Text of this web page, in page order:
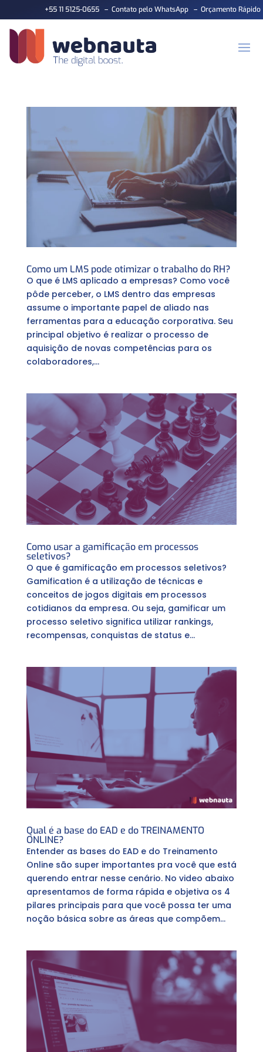
+55 11 5125-0655– Contato pelo WhatsApp– Orçamento Rápido
Como um LMS pode otimizar o trabalho do RH?
O que é LMS aplicado a empresas? Como você
pôde perceber, o LMS dentro das empresas
assume o importante papel de aliado nas
ferramentas para a educação corporativa. Seu
principal objetivo é realizar o processo de
aquisição de novas competências para os
colaboradores,...
Como usar a gamificação em processos
seletivos?
O que é gamificação em processos seletivos?
Gamification é a utilização de técnicas e
conceitos de jogos digitais em processos
cotidianos da empresa. Ou seja, gamificar um
processo seletivo significa utilizar rankings,
recompensas, conquistas de status e...
Qual é a base do EAD e do TREINAMENTO
ONLINE?
Entender as bases do EAD e do Treinamento
Online são super importantes pra você que está
querendo entrar nesse cenário. No video abaixo
apresentamos de forma rápida e objetiva os 4
pilares principais para que você possa ter uma
noção básica sobre as áreas que compõem...